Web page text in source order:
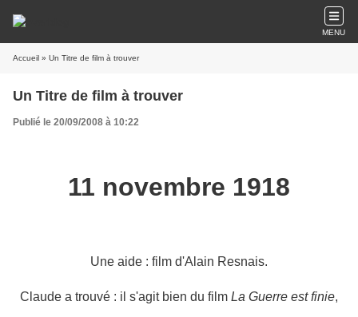
MENU
Accueil » Un Titre de film à trouver
Un Titre de film à trouver
Publié le 20/09/2008 à 10:22
11 novembre 1918
Une aide : film d'Alain Resnais.
Claude a trouvé : il s'agit bien du film La Guerre est finie,